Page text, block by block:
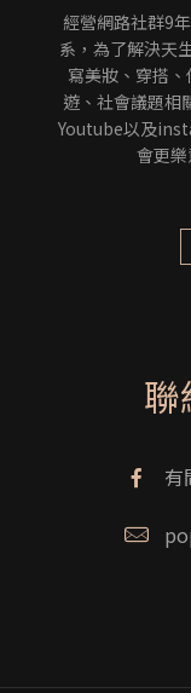
經營網路社群9
系，為了解決天
寫美妝、穿搭
遊、社會議題相
Youtube以及
會更樂
聯
有